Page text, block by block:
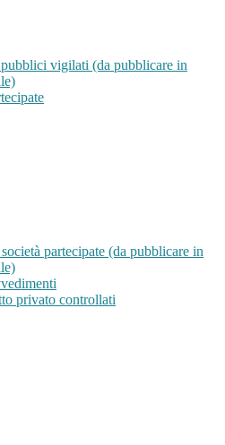
vigilati (da pubblicare in
partecipate (da pubblicare in
privato controllati